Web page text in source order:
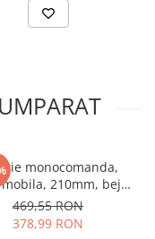
monocomanda,
210mm, bej,
Ecostone GF-2245
469,55 RON
378,99 RON